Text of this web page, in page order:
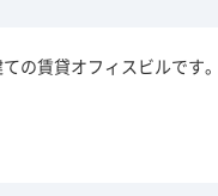
の賃貸オフィスビルです。